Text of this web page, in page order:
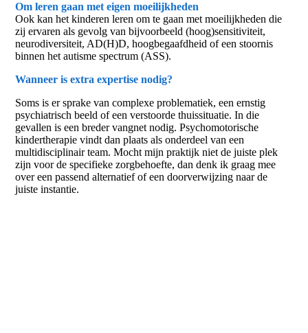
Om leren gaan met eigen moeilijkheden
Ook kan het kinderen leren om te gaan met moeilijkheden die
zij ervaren als gevolg van bijvoorbeeld (hoog)sensitiviteit,
neurodiversiteit, AD(H)D, hoogbegaafdheid of een stoornis
binnen het autisme spectrum (ASS).
Wanneer is extra expertise nodig?
Soms is er sprake van complexe problematiek, een ernstig
psychiatrisch beeld of een verstoorde thuissituatie. In die
gevallen is een breder vangnet nodig. Psychomotorische
kindertherapie vindt dan plaats als onderdeel van een
multidisciplinair team. Mocht mijn praktijk niet de juiste plek
zijn voor de specifieke zorgbehoefte, dan denk ik graag mee
over een passend alternatief of een doorverwijzing naar de
juiste instantie.